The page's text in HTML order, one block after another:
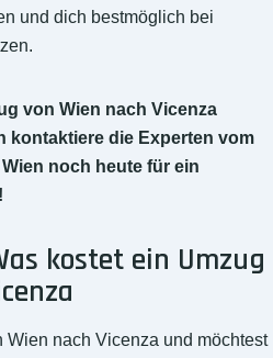
und dich bestmöglich bei
von Wien nach Vicenza
kontaktiere die Experten vom
noch heute für ein
kostet ein Umzug
Wien nach Vicenza und möchtest